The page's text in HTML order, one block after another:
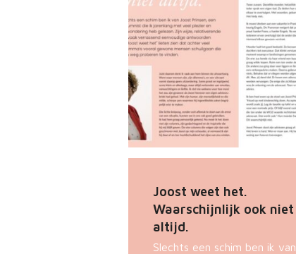
Joost weet het.
Waarschijnlijk ook niet
altijd.
Slechts een schim ben ik van